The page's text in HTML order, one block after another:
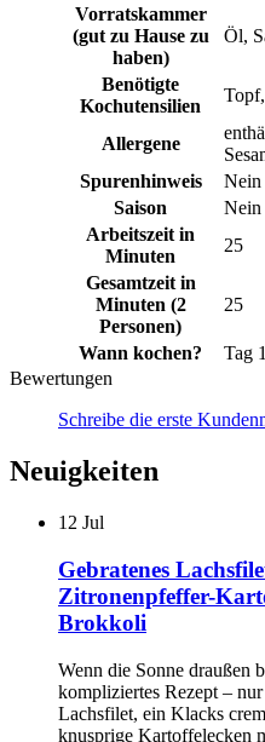
Vorratskammer
(gut zu Hause zu
haben)
Öl,
Benötigte
Kochutensilien
Allergene
Spurenhinweis
Nein
Saison
Nein
Arbeitszeit in
Minuten
25
Gesamtzeit in
Minuten (2
Personen)
25
Wann kochen?
Tag
Bewertungen
Schreibe die erste
Neuigkeiten
12 Jul
Gebratenes
Zitronenpfeffer-
Brokkoli
Wenn die Sonne draußen
kompliziertes Rezept –
Lachsfilet, ein Klacks
knusprige Kartoffelecken